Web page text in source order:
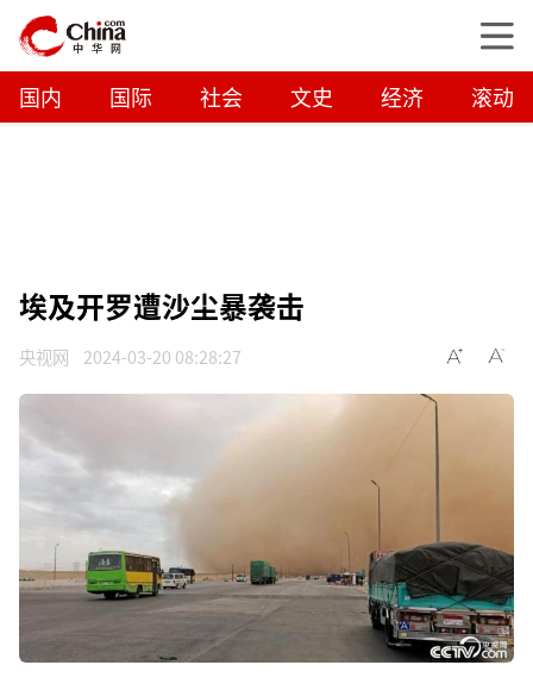
国内 国际 社会 文史 经济 滚动
埃及开罗遭沙尘暴袭击
央视网 2024-03-20 08:28:27